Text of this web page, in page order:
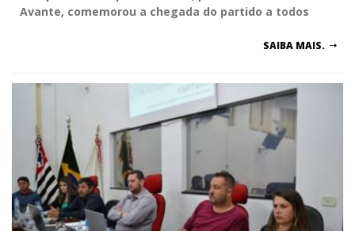
Avante, comemorou a chegada do partido a todos
SAIBA MAIS.